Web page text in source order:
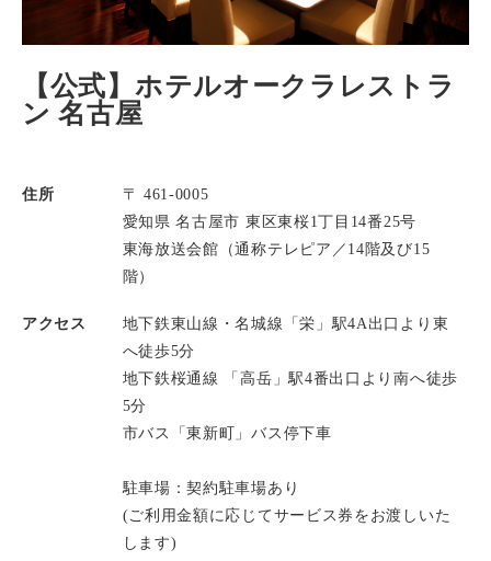
【公式】ホテルオークラレストラ
ン 名古屋
住所
〒 461-0005
愛知県 名古屋市 東区東桜1丁目14番25号
東海放送会館（通称テレピア／14階及び15
階）
アクセス
地下鉄東山線・名城線「栄」駅4A出口より東
へ徒歩5分
地下鉄桜通線 「高岳」駅4番出口より南へ徒歩
5分
市バス「東新町」バス停下車
駐車場：契約駐車場あり
(ご利用金額に応じてサービス券をお渡しいた
します)